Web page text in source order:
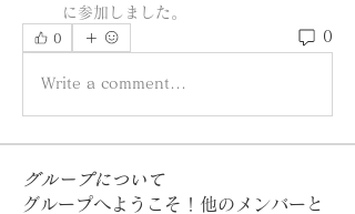
に参加しました。
0 0
Write a comment...
グループについて
グループへようこそ！他のメンバーと